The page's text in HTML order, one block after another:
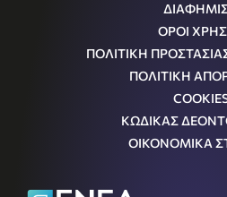
ΟΡΟΙ
ΠΟΛΙΤΙΚΗ
ΠΟΛΙΤΙΚΗ
ΚΩΔΙΚΑΣ
ΟΙΚΟΝΟΜΙΚΑ